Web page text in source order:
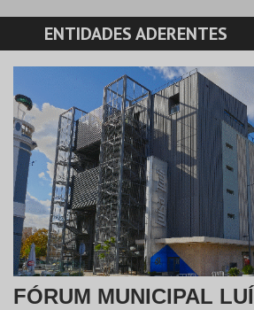
CARRINHO
EVENTOS
CARTÕES
PRODUTOS
ENTIDADES ADERENTES
FÓRUM MUNICIPAL